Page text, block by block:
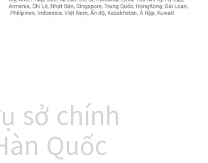
sở chính
Quốc